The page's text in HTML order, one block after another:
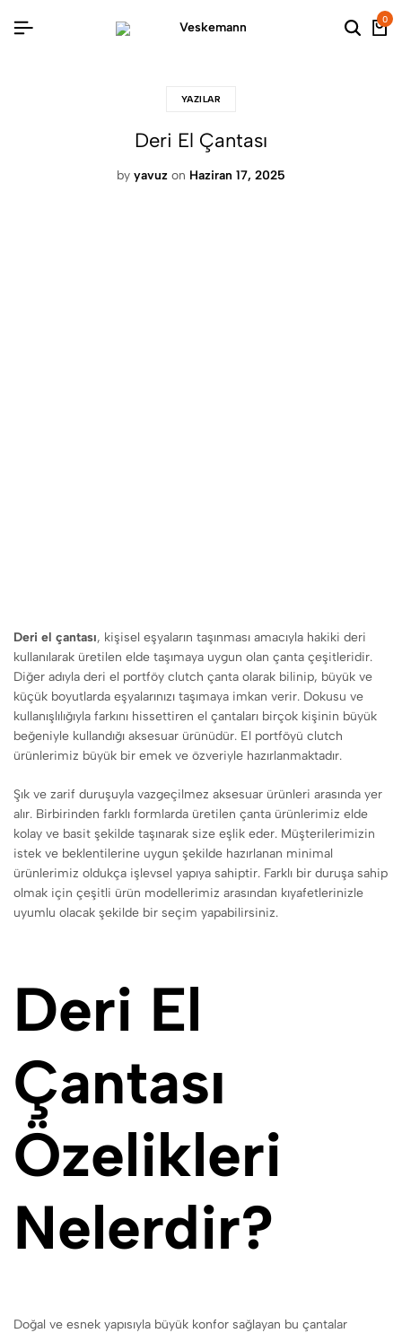
0
YAZILAR
Deri El Çantası
by yavuz on Haziran 17, 2025
Deri el çantası, kişisel eşyaların taşınması amacıyla hakiki deri
kullanılarak üretilen elde taşımaya uygun olan çanta çeşitleridir.
Diğer adıyla deri el portföy clutch çanta olarak bilinip, büyük ve
küçük boyutlarda eşyalarınızı taşımaya imkan verir. Dokusu ve
kullanışlılığıyla farkını hissettiren el çantaları birçok kişinin büyük
beğeniyle kullandığı aksesuar ürünüdür. El portföyü clutch
ürünlerimiz büyük bir emek ve özveriyle hazırlanmaktadır.
Şık ve zarif duruşuyla vazgeçilmez aksesuar ürünleri arasında yer
alır. Birbirinden farklı formlarda üretilen çanta ürünlerimiz elde
kolay ve basit şekilde taşınarak size eşlik eder. Müşterilerimizin
istek ve beklentilerine uygun şekilde hazırlanan minimal
ürünlerimiz oldukça işlevsel yapıya sahiptir. Farklı bir duruşa sahip
olmak için çeşitli ürün modellerimiz arasından kıyafetlerinizle
uyumlu olacak şekilde bir seçim yapabilirsiniz.
Deri El
Çantası
Özelikleri
Nelerdir?
Doğal ve esnek yapısıyla büyük konfor sağlayan bu çantalar